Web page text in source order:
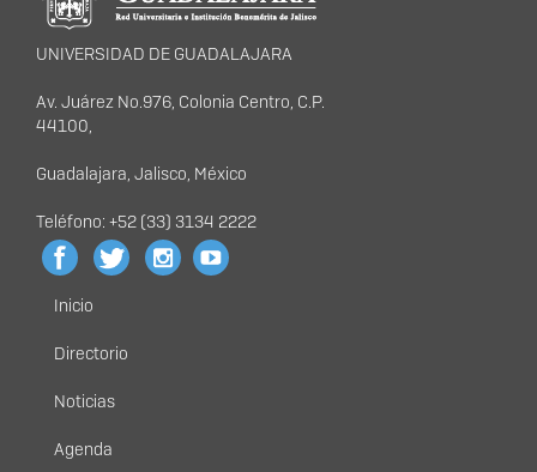
UNIVERSIDAD DE GUADALAJARA
Av. Juárez No.976, Colonia Centro, C.P.
44100,
Guadalajara, Jalisco, México
Teléfono: +52 (33) 3134 2222
Menú
principal
Inicio
Directorio
Noticias
Agenda